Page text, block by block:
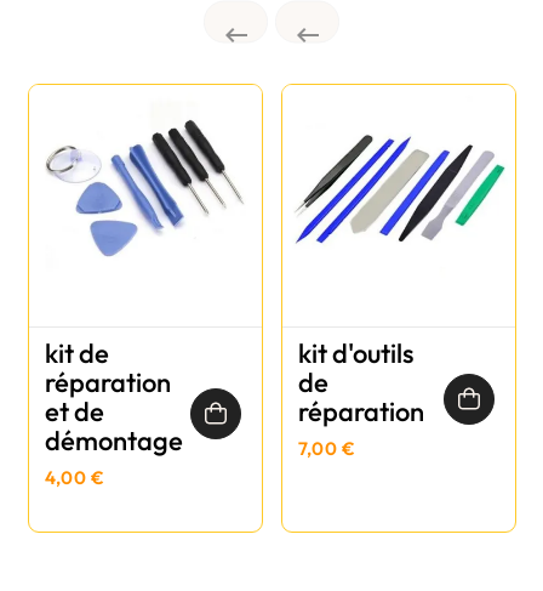
 
kit de
réparation
et de
démontage
4,00 €
kit d'outils
de
réparation
7,00 €